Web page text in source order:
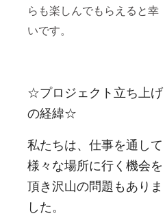
らも楽しんでもらえると幸
いです。
☆プロジェクト立ち上げ
の経緯☆
私たちは、仕事を通して
様々な場所に行く機会を
頂き沢山の問題もありま
した。